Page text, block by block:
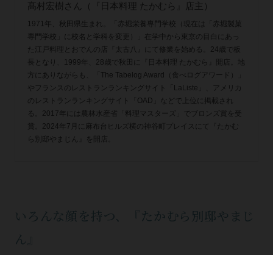
髙村宏樹さん（『日本料理 たかむら』店主）
1971年、秋田県生まれ。「赤堀栄養専門学校（現在は「赤堀製菓
専門学校」に校名と学科を変更）」在学中から東京の目白にあっ
た江戸料理とおでんの店『太古八』にて修業を始める。24歳で板
長となり、1999年、28歳で秋田に『日本料理 たかむら』開店。地
方にありながらも、「The Tabelog Award（食べログアワード）」
やフランスのレストランランキングサイト「LaListe」、アメリカ
のレストランランキングサイト「OAD」などで上位に掲載され
る。2017年には農林水産省「料理マスターズ」でブロンズ賞を受
賞。2024年7月に麻布台ヒルズ横の神谷町プレイスにて『たかむ
ら別邸やまじん』を開店。
いろんな顔を持つ、『たかむら別邸やまじ
ん』